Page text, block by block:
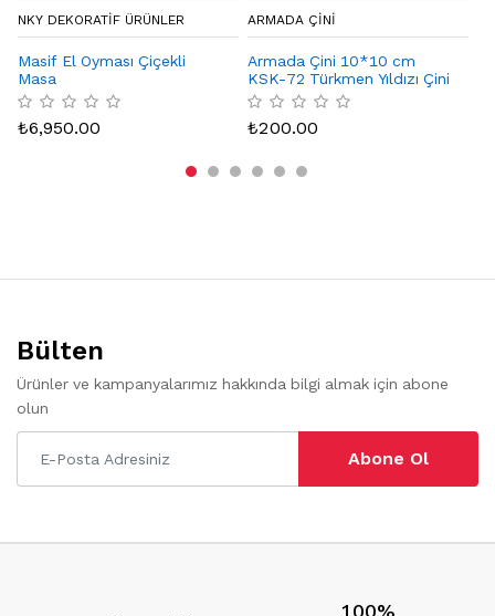
NKY DEKORATIF ÜRÜNLER
Masif El Oyması Çiçekli
Masa
₺6,950.00
ARMADA ÇİNİ
Armada Çini 10*10 cm
KSK-72 Türkmen Yıldızı Çini
Karo Seramik Desenli
Bordür Köşesi
₺200.00
Bülten
Ürünler ve kampanyalarımız hakkında bilgi almak için abone
olun
Abone Ol
100%